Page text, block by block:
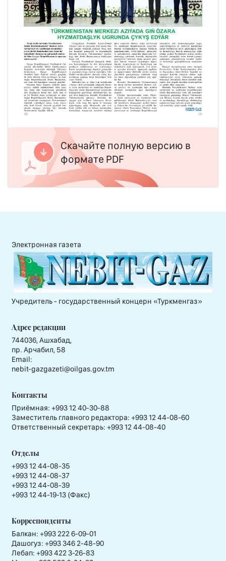
Скачайте полную версию в
формате PDF
Электронная газета
Учредитель - государственный концерн «Туркменгаз»
Адрес редакции
744036, Ашхабад,
пр. Арчабил, 58
Email:
nebit-gazgazeti@oilgas.gov.tm
Контакты
Приёмная: +993 12 40-30-88
Заместитель главного редактора: +993 12 44-08-60
Ответственный секретарь: +993 12 44-08-40
Отделы
+993 12 44-08-35
+993 12 44-08-37
+993 12 44-08-39
+993 12 44-19-13 (Факс)
Корреспонденты
Балкан: +993 222 6-09-01
Дашогуз: +993 346 2-48-90
Лебап: +993 422 3-26-83